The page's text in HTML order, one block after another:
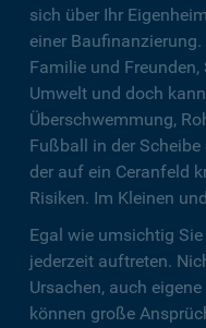
sich über Ihr
einer
Familie und
Umwelt und doch
Überschwemmung,
Fußball in der
der auf ein Ceranfeld
Risiken. Im Kleinen
Egal wie umsichtig
jederzeit auftreten.
Ursachen, auch
können große